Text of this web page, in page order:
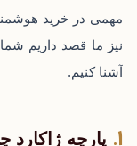
مهمی در خرید
نیز ما قصد داریم
آشنا کنیم.
پارچه